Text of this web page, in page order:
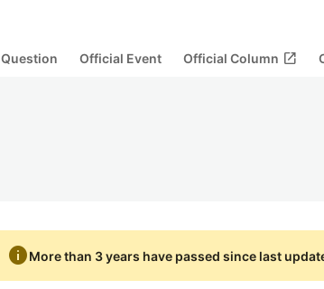
Question Official Event Official Column open_in_new
infoMore than 3 years have passed since last